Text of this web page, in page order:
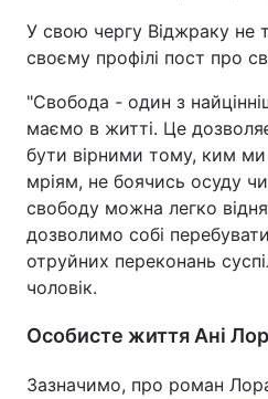
У свою чергу Віджраку не
своєму профілі пост про
"Свобода - один з
маємо в житті. Це
бути вірними тому, ким ми
мріям, не боячись осуду
свободу можна легко
дозволимо собі
отруйних переконань
чоловік.
Особисте життя Ані
Зазначимо, про роман